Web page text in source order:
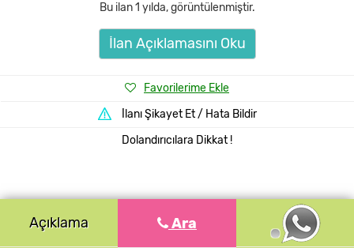
Bu ilan1 yılda,görüntülenmiştir.
İlan Açıklamasını Oku
Favorilerime Ekle
İlanı Şikayet Et / Hata Bildir
Dolandırıcılara Dikkat !
Açıklama Ara